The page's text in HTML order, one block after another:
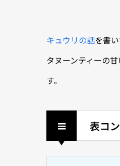
キュウリの話を書
タヌーンティーの
す。
表コ